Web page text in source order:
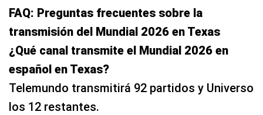
FAQ: Preguntas frecuentes sobre la
transmisión del Mundial 2026 en Texas
¿Qué canal transmite el Mundial 2026 en
español en Texas?
Telemundo transmitirá 92 partidos y Universo
los 12 restantes.